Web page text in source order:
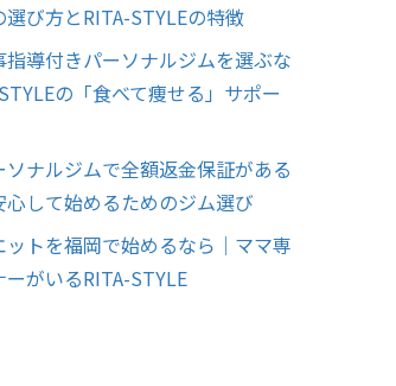
び方とRITA-STYLEの特徴
指導付きパーソナルジムを選ぶな
の「食べて痩せる」サポー
ソナルジムで全額返金保証がある
心して始めるためのジム選び
トを福岡で始めるなら｜ママ専
がいるRITA-STYLE